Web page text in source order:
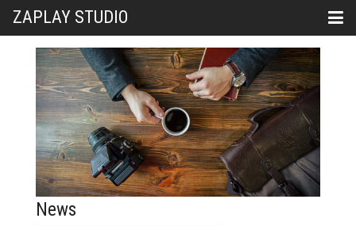
ZAPLAY STUDIO
News